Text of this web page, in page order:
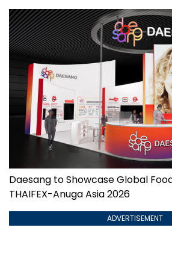
Daesang to Showcase Global
THAIFEX-Anuga Asia 2026
ADVERTISEMENT